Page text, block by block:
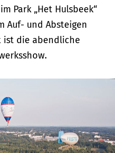
Park „Het Hulsbeek“
Auf- und Absteigen
ist die abendliche